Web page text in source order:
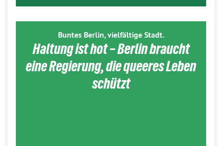
Buntes Berlin, vielfältige Stadt.
Haltung ist hot – Berlin braucht
eine Regierung, die queeres Leben
schützt